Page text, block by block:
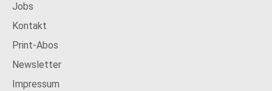
Jobs
Kontakt
Print-Abos
Newsletter
Impressum